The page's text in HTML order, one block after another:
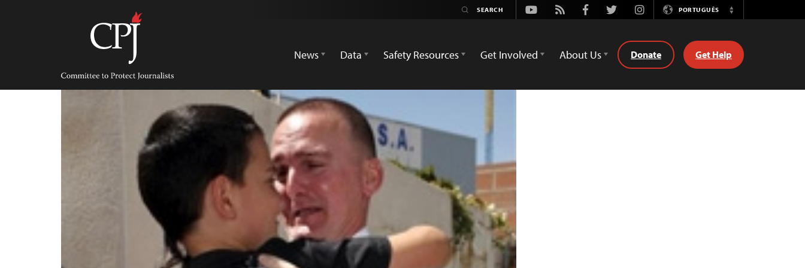
Committee
Protect
Journalists
Youtube
Rss FacebookTwitterInstagramPORTUGUÊS
Switch
News
Data Safety Resources Get Involved About Us Donate Get Help